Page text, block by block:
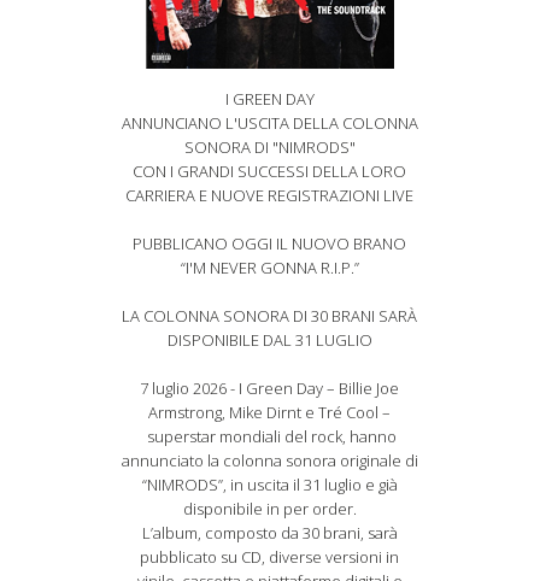
I GREEN DAY
ANNUNCIANO L'USCITA DELLA COLONNA
SONORA DI "NIMRODS"
CON I GRANDI SUCCESSI DELLA LORO
CARRIERA E NUOVE REGISTRAZIONI LIVE
PUBBLICANO OGGI IL NUOVO BRANO
“I'M NEVER GONNA R.I.P.”
LA COLONNA SONORA DI 30 BRANI SARÀ
DISPONIBILE DAL 31 LUGLIO
7 luglio 2026 - I Green Day – Billie Joe
Armstrong, Mike Dirnt e Tré Cool –
superstar mondiali del rock, hanno
annunciato la colonna sonora originale di
“NIMRODS”, in uscita il 31 luglio e già
disponibile in per order.
L’album, composto da 30 brani, sarà
pubblicato su CD, diverse versioni in